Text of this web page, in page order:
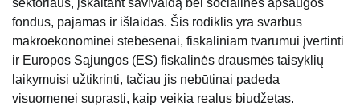
sektoriaus, įskaitant savivaldą bei socialinės apsaugos
fondus, pajamas ir išlaidas. Šis rodiklis yra svarbus
makroekonominei stebėsenai, fiskaliniam tvarumui įvertinti
ir Europos Sąjungos (ES) fiskalinės drausmės taisyklių
laikymuisi užtikrinti, tačiau jis nebūtinai padeda
visuomenei suprasti, kaip veikia realus biudžetas.